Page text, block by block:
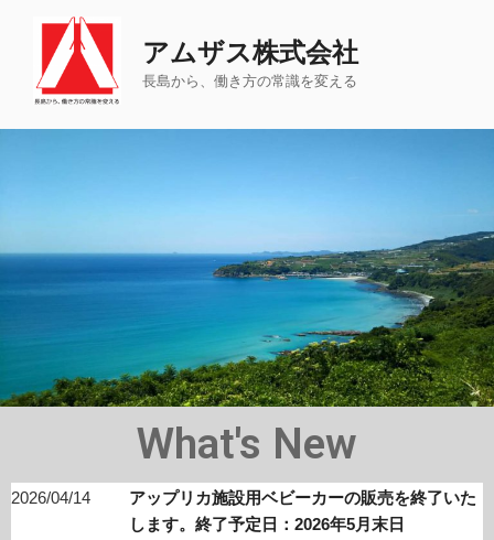
アムザス株式会社
長島から、働き方の常識を変える
What's New
2026/04/14
アップリカ施設用ベビーカーの販売を終了いた
します。終了予定日：2026年5月末日